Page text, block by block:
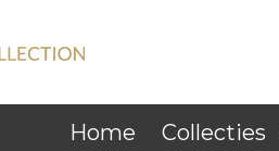
Home Collecties